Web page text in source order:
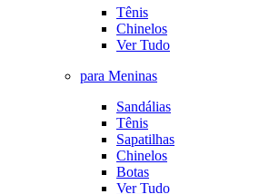
Tênis
Chinelos
Ver Tudo
para Meninas
Sandálias
Tênis
Sapatilhas
Chinelos
Botas
Ver Tudo